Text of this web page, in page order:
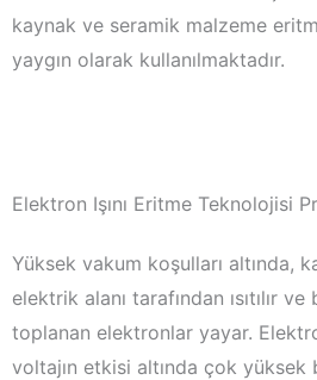
kaynak ve seramik malzeme
yaygın olarak kullanılmaktadır.
Elektron Işını Eritme Teknolojisi
Yüksek vakum koşulları altında,
elektrik alanı tarafından ısıtılır ve
toplanan elektronlar yayar.
voltajın etkisi altında çok yüksek